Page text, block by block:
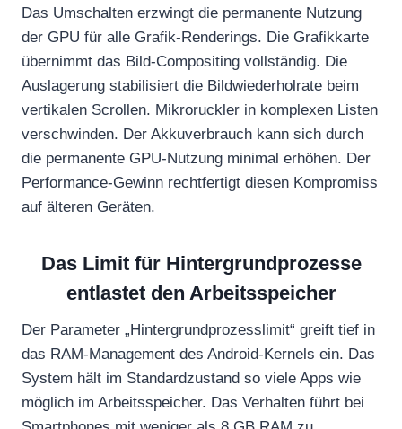
Das Umschalten erzwingt die permanente Nutzung
der GPU für alle Grafik-Renderings. Die Grafikkarte
übernimmt das Bild-Compositing vollständig. Die
Auslagerung stabilisiert die Bildwiederholrate beim
vertikalen Scrollen. Mikroruckler in komplexen Listen
verschwinden. Der Akkuverbrauch kann sich durch
die permanente GPU-Nutzung minimal erhöhen. Der
Performance-Gewinn rechtfertigt diesen Kompromiss
auf älteren Geräten.
Das Limit für Hintergrundprozesse
entlastet den Arbeitsspeicher
Der Parameter „Hintergrundprozesslimit“ greift tief in
das RAM-Management des Android-Kernels ein. Das
System hält im Standardzustand so viele Apps wie
möglich im Arbeitsspeicher. Das Verhalten führt bei